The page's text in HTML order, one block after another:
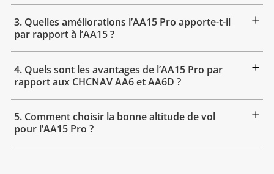
3. Quelles améliorations l’AA15 Pro apporte-t-il
par rapport à l’AA15 ?
4. Quels sont les avantages de l’AA15 Pro par
rapport aux CHCNAV AA6 et AA6D ?
5. Comment choisir la bonne altitude de vol
pour l’AA15 Pro ?